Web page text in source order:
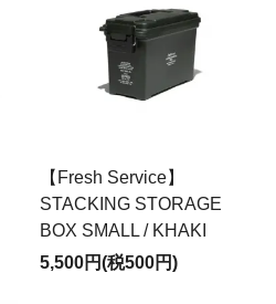
【Fresh Service】
STACKING STORAGE
BOX SMALL / KHAKI
5,500円(税500円)